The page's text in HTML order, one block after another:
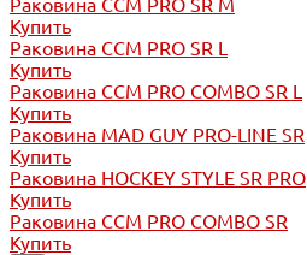
Раковина CCM PRO SR M
Купить
Раковина CCM PRO SR L
Купить
Раковина CCM PRO COMBO SR L
Купить
Раковина MAD GUY PRO-LINE SR
Купить
Раковина HOCKEY STYLE SR PRO
Купить
Раковина CCM PRO COMBO SR
Купить